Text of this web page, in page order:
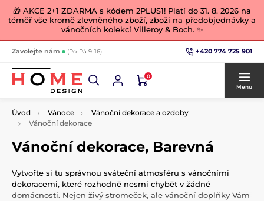
🎁 AKCE 2+1 ZDARMA s kódem 2PLUS1! Platí do 31. 8. 2026 na
téměř vše kromě zlevněného zboží, zboží na předobjednávky a
vánočních kolekcí Villeroy & Boch. ✨
Zavolejte nám (Po-Pá 9-16) +420 774 725 901
0
Menu
Úvod Vánoce
Vánoční dekorace a ozdoby
Vánoční dekorace
Vánoční dekorace, Barevná
Vytvořte si tu správnou sváteční atmosféru s vánočními
dekoracemi, které rozhodně nesmí chybět v žádné
domácnosti. Nejen živý stromeček, ale vánoční doplňky Vám